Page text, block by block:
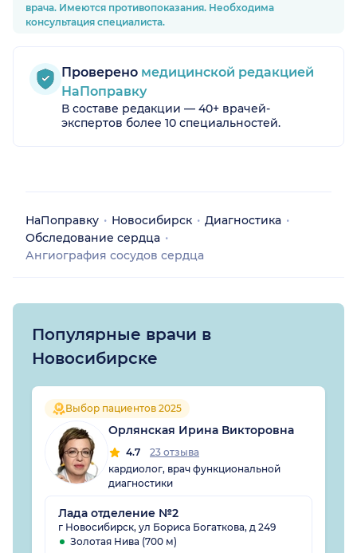
врача. Имеются противопоказания. Необходима
консультация специалиста.
Проверено медицинской редакцией
НаПоправку
В составе редакции — 40+ врачей-
экспертов более 10 специальностей.
НаПоправку Новосибирск
Диагностика
Обследование сердца
Ангиография сосудов сердца
Популярные врачи в
Новосибирске
Выбор пациентов 2025
Орлянская Ирина Викторовна
4.7
23 отзыва
кардиолог, врач функциональной
диагностики
Лада отделение №2
г Новосибирск, ул Бориса Богаткова, д 249
Золотая Нива (700 м)